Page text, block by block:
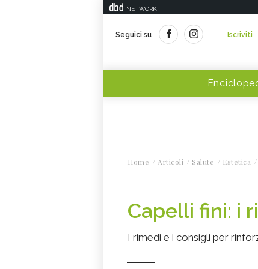
NETWORK
Seguici su Iscriviti
Home Articoli Salute Estetica
Capelli fini: i
I rimedi e i consigli per